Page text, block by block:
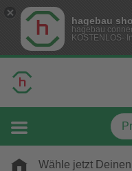
hagebau
hagebau
KOSTENLOS-
Wähle jetzt